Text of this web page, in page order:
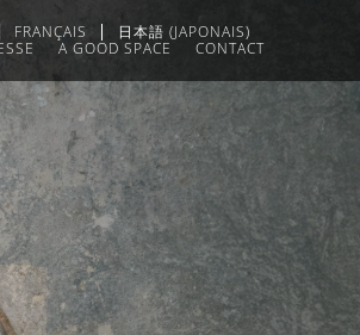
FRANÇAIS 日本語 (JAPONAIS)
A GOOD SPACE CONTACT